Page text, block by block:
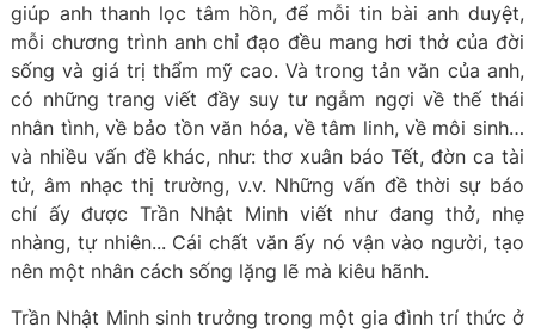
giúp anh thanh lọc tâm hồn, để mỗi tin bài anh duyệt,
mỗi chương trình anh chỉ đạo đều mang hơi thở của đời
sống và giá trị thẩm mỹ cao. Và trong tản văn của anh,
có những trang viết đầy suy tư ngẫm ngợi về thế thái
nhân tình, về bảo tồn văn hóa, về tâm linh, về môi sinh…
và nhiều vấn đề khác, như: thơ xuân báo Tết, đờn ca tài
tử, âm nhạc thị trường, v.v. Những vấn đề thời sự báo
chí ấy được Trần Nhật Minh viết như đang thở, nhẹ
nhàng, tự nhiên... Cái chất văn ấy nó vận vào người, tạo
nên một nhân cách sống lặng lẽ mà kiêu hãnh.
Trần Nhật Minh sinh trưởng trong một gia đình trí thức ở